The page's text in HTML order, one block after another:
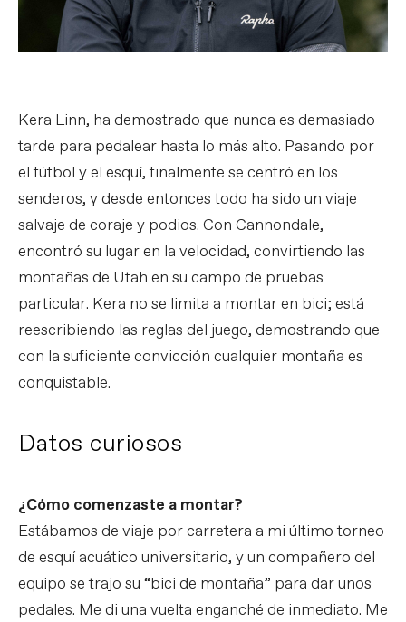
Kera Linn, ha demostrado que nunca es demasiado
tarde para pedalear hasta lo más alto. Pasando por
el fútbol y el esquí, finalmente se centró en los
senderos, y desde entonces todo ha sido un viaje
salvaje de coraje y podios. Con Cannondale,
encontró su lugar en la velocidad, convirtiendo las
montañas de Utah en su campo de pruebas
particular. Kera no se limita a montar en bici; está
reescribiendo las reglas del juego, demostrando que
con la suficiente convicción cualquier montaña es
conquistable.
Datos curiosos
¿Cómo comenzaste a montar?
Estábamos de viaje por carretera a mi último torneo
de esquí acuático universitario, y un compañero del
equipo se trajo su “bici de montaña” para dar unos
pedales. Me di una vuelta enganché de inmediato. Me